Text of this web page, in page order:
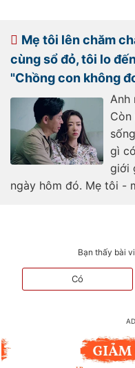
Mẹ tôi lên chăm
cùng sổ đỏ, tôi lo
"Chồng con không
Anh
gì
giới
ngày hôm đó. Mẹ tôi -
Bạn thấy bài
Có